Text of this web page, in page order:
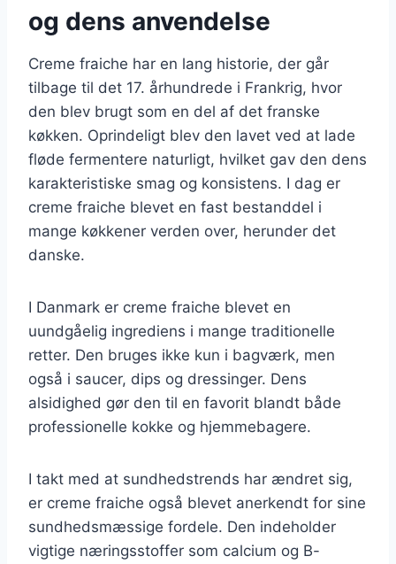
og dens anvendelse
Creme fraiche har en lang historie, der går
tilbage til det 17. århundrede i Frankrig, hvor
den blev brugt som en del af det franske
køkken. Oprindeligt blev den lavet ved at lade
fløde fermentere naturligt, hvilket gav den dens
karakteristiske smag og konsistens. I dag er
creme fraiche blevet en fast bestanddel i
mange køkkener verden over, herunder det
danske.
I Danmark er creme fraiche blevet en
uundgåelig ingrediens i mange traditionelle
retter. Den bruges ikke kun i bagværk, men
også i saucer, dips og dressinger. Dens
alsidighed gør den til en favorit blandt både
professionelle kokke og hjemmebagere.
I takt med at sundhedstrends har ændret sig,
er creme fraiche også blevet anerkendt for sine
sundhedsmæssige fordele. Den indeholder
vigtige næringsstoffer som calcium og B-